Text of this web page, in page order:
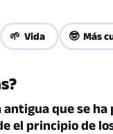
🌱 Vida 🤓 Más
antigua que se ha
el principio de